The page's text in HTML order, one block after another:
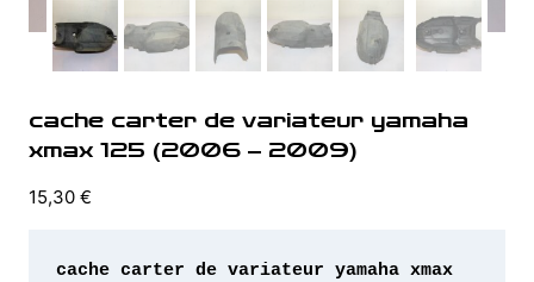
cache carter de variateur yamaha
xmax 125 (2006 – 2009)
15,30 €
cache carter de variateur yamaha xmax